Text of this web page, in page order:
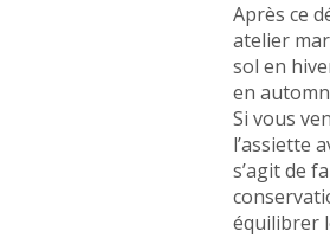
Après ce
atelier
sol en
en
Si vous
l’assiette
s’agit de
équilibrer